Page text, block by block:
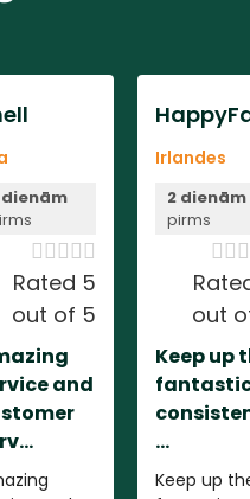
dienām

Rated 5
out of 5
and
Irlandes
2 dienām
pirms

out
Keep up
...
Keep up